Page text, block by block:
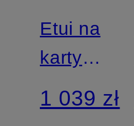
Etui na
karty
VISETOS
ORIGINAL
1 039 zł